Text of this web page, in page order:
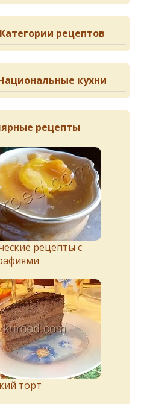
Категории рецептов
кухни
рецепты
рецепты с
торт